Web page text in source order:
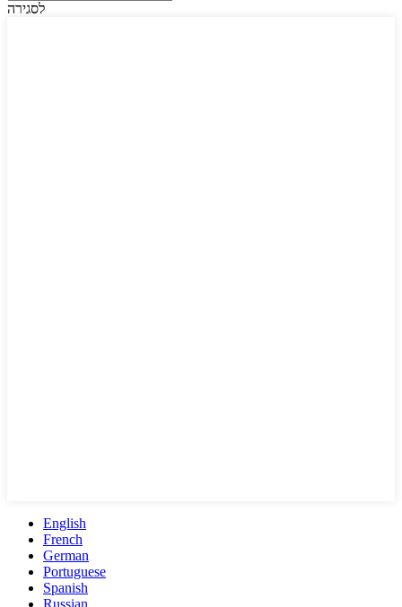
לסגירה
English
French
German
Portuguese
Spanish